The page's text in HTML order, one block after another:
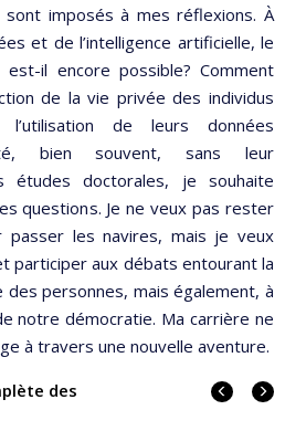
sont imposés à mes réflexions. À
et de l’intelligence artificielle, le
il encore possible? Comment
de la vie privée des individus
de leurs données
bien souvent, sans leur
études doctorales, je souhaite
questions. Je ne veux pas rester
les navires, mais je veux
participer aux débats entourant la
personnes, mais également, à
notre démocratie. Ma carrière ne
à travers une nouvelle aventure.
des